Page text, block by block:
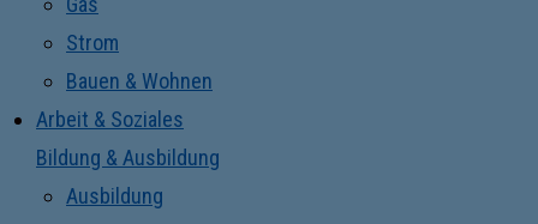
Strom
Bauen & Wohnen
Arbeit & Soziales
Bildung & Ausbildung
Ausbildung